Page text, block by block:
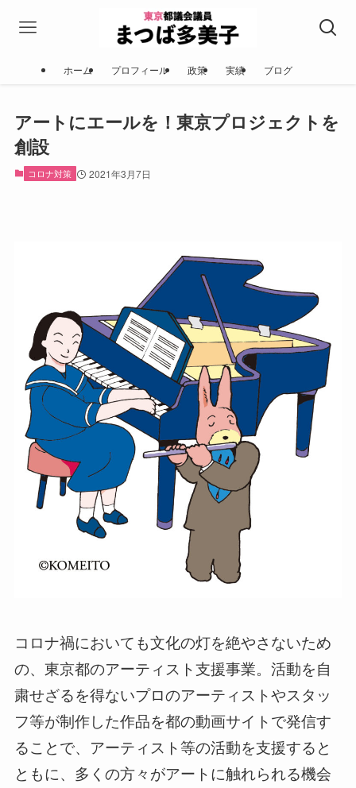
ホーム プロフィール 政策 実績 ブログ
アートにエールを！東京プロジェクトを
創設
コロナ対策 2021年3月7日
コロナ禍においても文化の灯を絶やさないため
の、東京都のアーティスト支援事業。活動を自
粛せざるを得ないプロのアーティストやスタッ
フ等が制作した作品を都の動画サイトで発信す
ることで、アーティスト等の活動を支援すると
ともに、多くの方々がアートに触れられる機会